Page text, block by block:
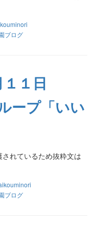
ブログ
１日
ープ「いい
れているため抜粋文は
ブログ